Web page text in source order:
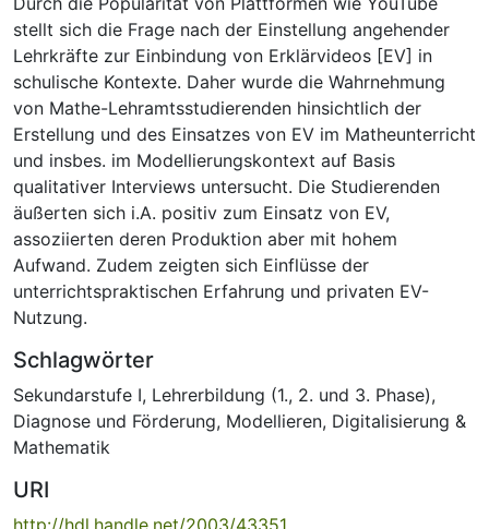
stellt sich die Frage nach der Einstellung angehender
Lehrkräfte zur Einbindung von Erklärvideos [EV] in
schulische Kontexte. Daher wurde die Wahrnehmung
von Mathe-Lehramtsstudierenden hinsichtlich der
Erstellung und des Einsatzes von EV im Matheunterricht
und insbes. im Modellierungskontext auf Basis
qualitativer Interviews untersucht. Die Studierenden
äußerten sich i.A. positiv zum Einsatz von EV,
assoziierten deren Produktion aber mit hohem
Aufwand. Zudem zeigten sich Einflüsse der
unterrichtspraktischen Erfahrung und privaten EV-
Nutzung.
Schlagwörter
Sekundarstufe I, Lehrerbildung (1., 2. und 3. Phase),
Diagnose und Förderung, Modellieren, Digitalisierung &
Mathematik
URI
http://hdl.handle.net/2003/43351